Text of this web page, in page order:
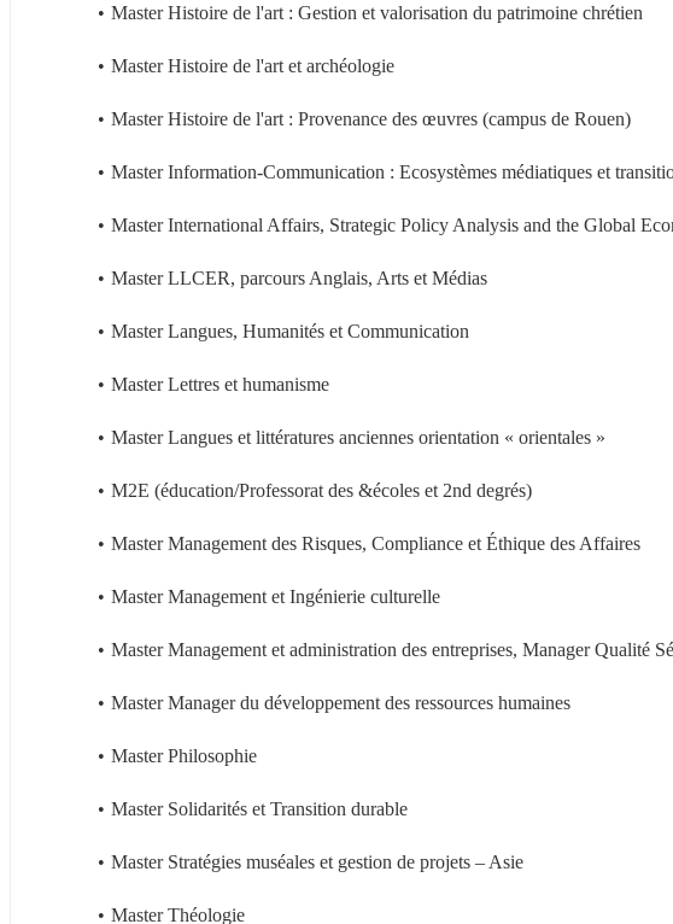
Master Histoire de l'art : Gestion et valorisation du patrimoine chrétien
Master Histoire de l'art et archéologie
Master Histoire de l'art : Provenance des œuvres (campus de Rouen)
Master Information-Communication : Ecosystèmes médiatiques et
Master International Affairs, Strategic Policy Analysis and the Global
Master LLCER, parcours Anglais, Arts et Médias
Master Langues, Humanités et Communication
Master Lettres et humanisme
Master Langues et littératures anciennes orientation « orientales »
M2E (éducation/Professorat des &écoles et 2nd degrés)
Master Management des Risques, Compliance et Éthique des Affaires
Master Management et Ingénierie culturelle
Master Management et administration des entreprises, Manager Qualité
Master Manager du développement des ressources humaines
Master Philosophie
Master Solidarités et Transition durable
Master Stratégies muséales et gestion de projets – Asie
Master Théologie